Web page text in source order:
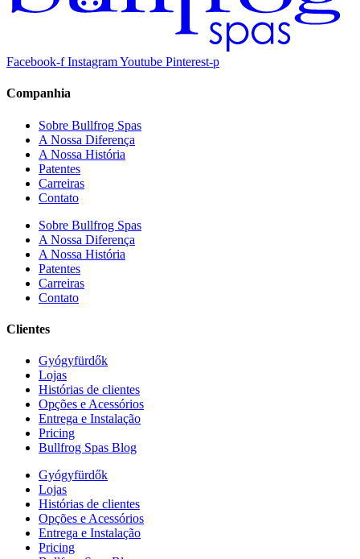
Facebook-f InstagramYoutube Pinterest-p
Companhia
Sobre Bullfrog Spas
A Nossa Diferença
A Nossa História
Patentes
Carreiras
Contato
Sobre Bullfrog Spas
A Nossa Diferença
A Nossa História
Patentes
Carreiras
Contato
Clientes
Gyógyfürdők
Lojas
Histórias de clientes
Opções e Acessórios
Entrega e Instalação
Pricing
Bullfrog Spas Blog
Gyógyfürdők
Lojas
Histórias de clientes
Opções e Acessórios
Entrega e Instalação
Pricing